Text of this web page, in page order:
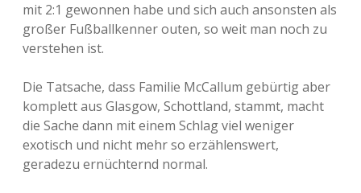
mit 2:1 gewonnen habe und sich auch ansonsten als
großer Fußballkenner outen, so weit man noch zu
verstehen ist.
Die Tatsache, dass Familie McCallum gebürtig aber
komplett aus Glasgow, Schottland, stammt, macht
die Sache dann mit einem Schlag viel weniger
exotisch und nicht mehr so erzählenswert,
geradezu ernüchternd normal.